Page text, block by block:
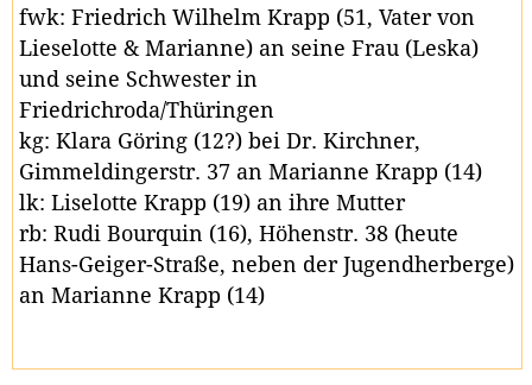
fwk: Friedrich Wilhelm Krapp (51, Vater von
Lieselotte & Marianne) an seine Frau (Leska)
und seine Schwester in
Friedrichroda/Thüringen
kg: Klara Göring (12?) bei Dr. Kirchner,
Gimmeldingerstr. 37 an Marianne Krapp (14)
lk: Liselotte Krapp (19) an ihre Mutter
rb: Rudi Bourquin (16), Höhenstr. 38 (heute
Hans-Geiger-Straße, neben der Jugendherberge)
an Marianne Krapp (14)